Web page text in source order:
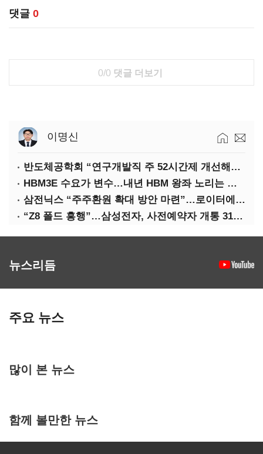
댓글 0
0/0 댓글 더보기
이명신
반도체공학회 “연구개발직 주 52시간제 개선해야”
HBM3E 수요가 변수…내년 HBM 왕좌 노리는 삼성
삼전닉스 “주주환원 확대 방안 마련”…로이터에 성명 보내
“Z8 폴드 흥행”…삼성전자, 사전예약자 개통 31일까지 연장
뉴스리듬
주요 뉴스
많이 본 뉴스
함께 볼만한 뉴스